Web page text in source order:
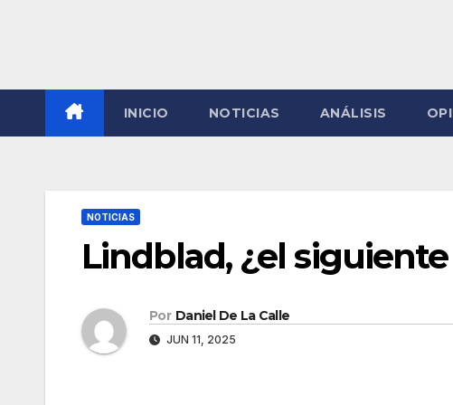
INICIO NOTICIAS ANÁLISIS
NOTICIAS
Lindblad, ¿el
Por Daniel De La Calle
JUN 11, 2025